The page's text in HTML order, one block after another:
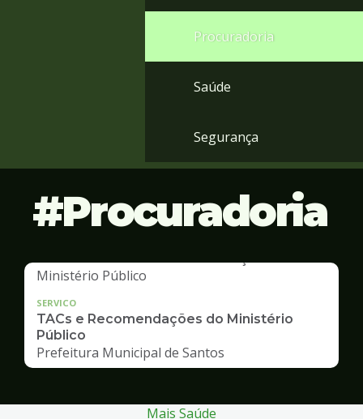
Procuradoria
Saúde
Segurança
Procuradoria
SERVICO
TACs e Recomendações do Ministério
Público
Prefeitura Municipal de Santos
Mais Saúde